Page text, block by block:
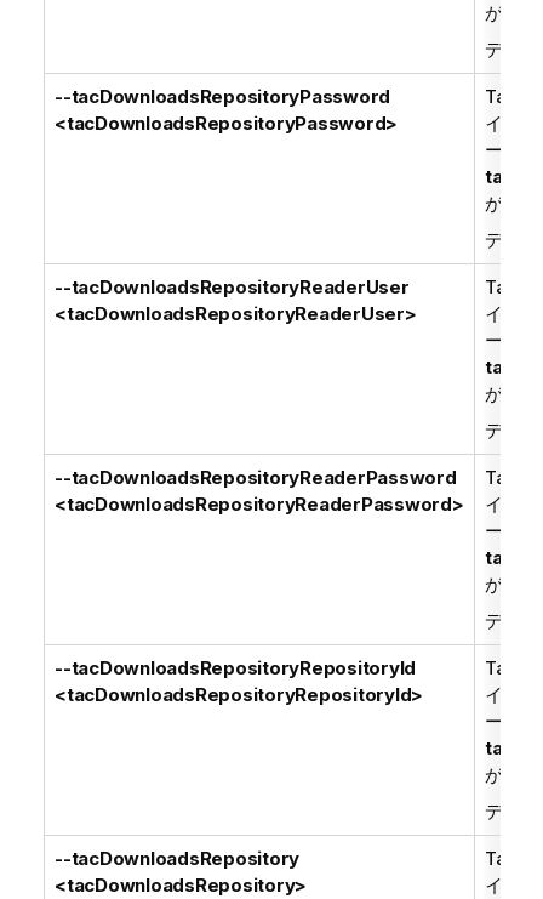
がすべ
デフ
--tacDownloadsRepositoryPassword
<tacDownloadsRepositoryPassword>
イト
ー - デ
がすべ
デフ
--tacDownloadsRepositoryReaderUser
<tacDownloadsRepositoryReaderUser>
イト
ー - リ
がすべ
デフ
--tacDownloadsRepositoryReaderPassword
<tacDownloadsRepositoryReaderPassword>
イト
ー - リ
がすべ
デフ
--tacDownloadsRepositoryRepositoryId
<tacDownloadsRepositoryRepositoryId>
イト
ー - リ
がすべ
デフ
--tacDownloadsRepository
<tacDownloadsRepository>
イト